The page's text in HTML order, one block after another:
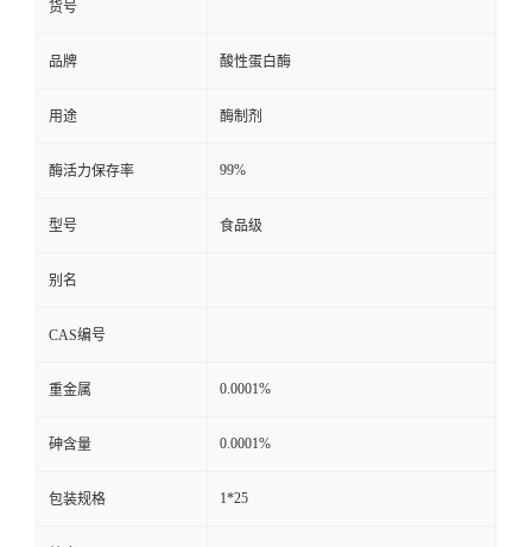
货号
品牌 酸性蛋白酶
用途 酶制剂
酶活力保存率 99%
型号 食品级
别名
CAS编号
重金属 0.0001%
砷含量 0.0001%
包装规格 1*25